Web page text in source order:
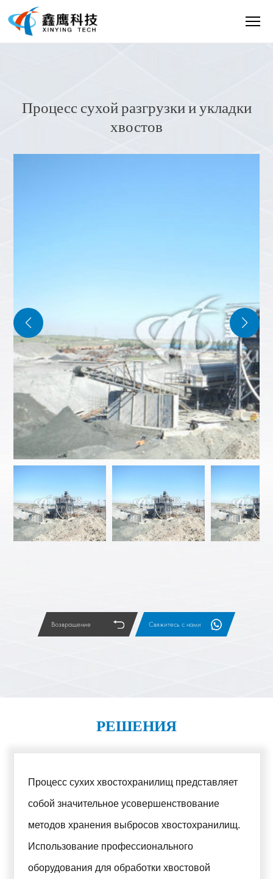
Процесс сухой разгрузки и укладки
хвостов
Возвращение Свяжитесь с нами
РЕШЕНИЯ
Процесс сухих хвостохранилищ представляет
собой значительное усовершенствование
методов хранения выбросов хвостохранилищ.
Использование профессионального
оборудования для обработки хвостовой